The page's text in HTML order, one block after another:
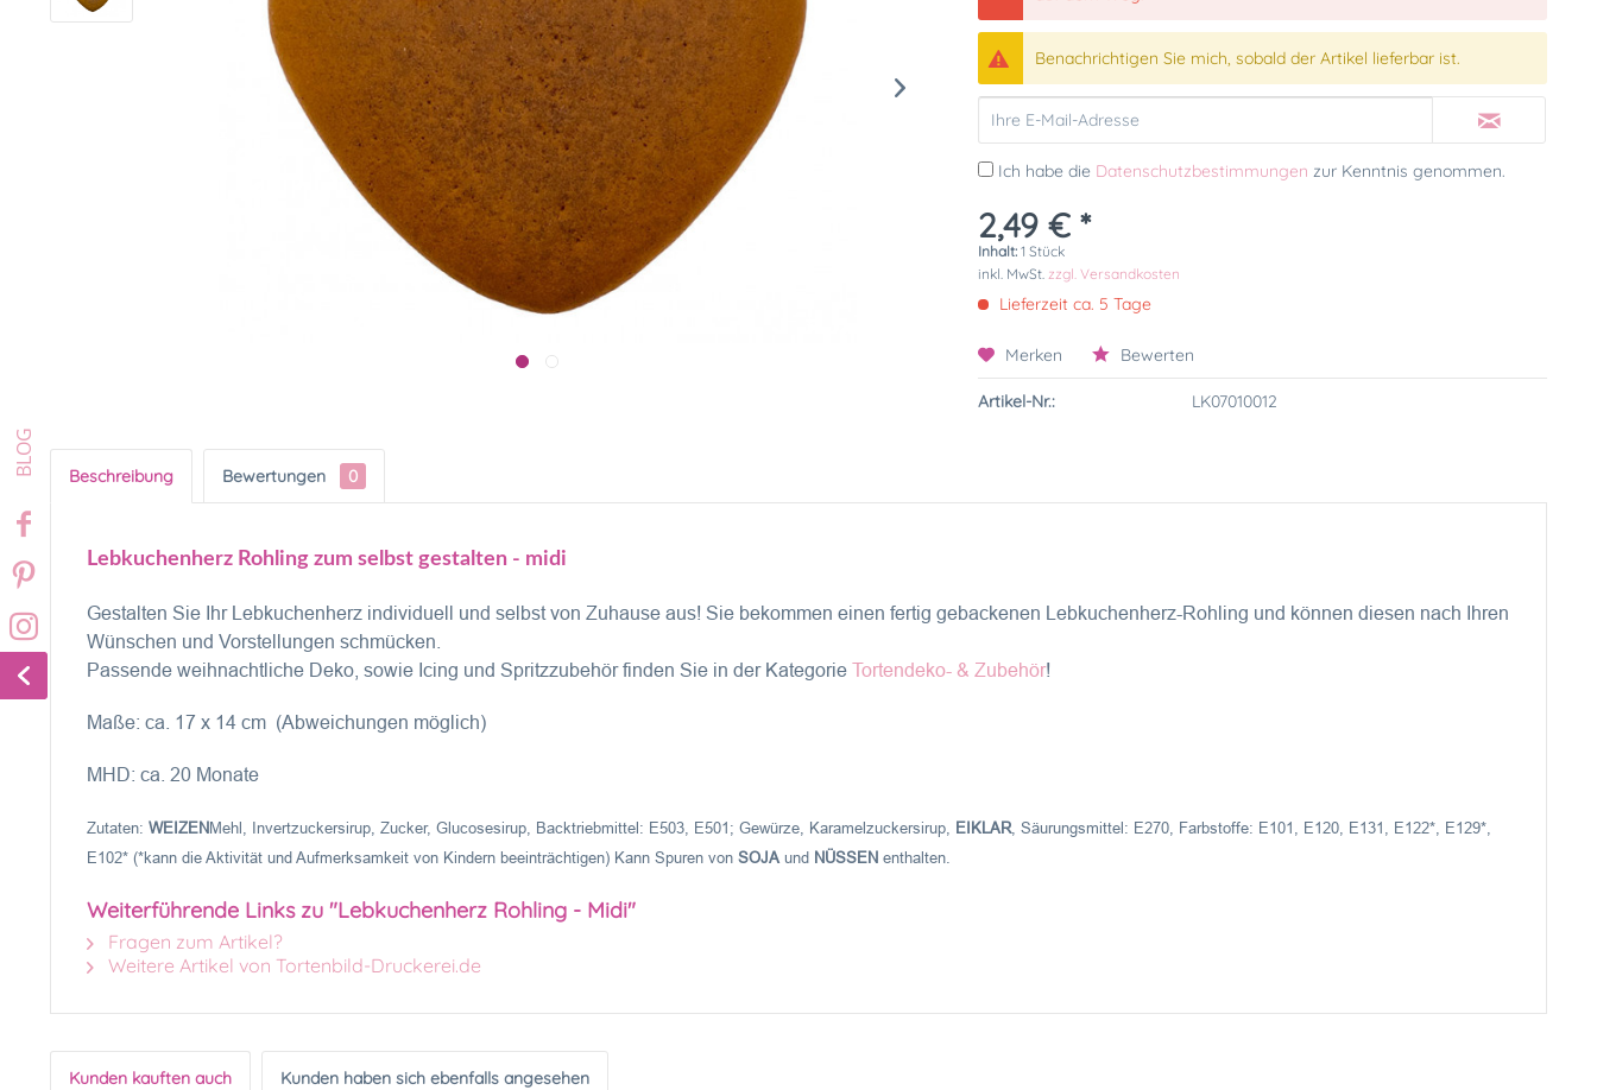
Benachrichtigen Sie mich, sobald der Artikel lieferbar ist.
Ich habe die Datenschutzbestimmungen zur Kenntnis genommen.
2,49 € *
Inhalt:1 Stück
inkl. MwSt.zzgl. Versandkosten
Lieferzeit ca. 5 Tage
Merken Bewerten
Artikel-Nr.: LK07010012
Beschreibung Bewertungen 0
Lebkuchenherz Rohling zum selbst gestalten - midi
Gestalten Sie Ihr Lebkuchenherz individuell und selbst von Zuhause aus! Sie bekommen einen fertig gebackenen Lebkuchenherz-Rohling und können diesen nach Ihren
Wünschen und Vorstellungen schmücken.
Passende weihnachtliche Deko, sowie Icing und Spritzzubehör finden Sie in der Kategorie Tortendeko- & Zubehör!
Maße: ca. 17 x 14 cm (Abweichungen möglich)
MHD: ca. 20 Monate
Zutaten: WEIZEN Mehl, Invertzuckersirup, Zucker, Glucosesirup, Backtriebmittel: E503, E501; Gewürze, Karamelzuckersirup, EIKLAR, Säurungsmittel: E270, Farbstoffe: E101, E120, E131, E122*, E129*,
E102* (*kann die Aktivität und Aufmerksamkeit von Kindern beeinträchtigen) Kann Spuren von SOJAund NÜSSEN enthalten.
Weiterführende Links zu "Lebkuchenherz Rohling - Midi"
Fragen zum Artikel?
Weitere Artikel von Tortenbild-Druckerei.de
Kunden kauften auch Kunden haben sich ebenfalls angesehen